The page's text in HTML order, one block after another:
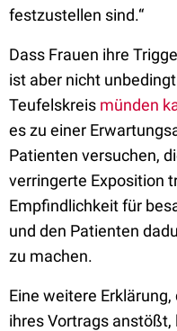
festzustellen sind.“
Dass Frauen ihre
ist aber nicht
Teufelskreis münden
es zu einer
Patienten versuchen,
verringerte Exposition
Empfindlichkeit für
und den Patienten
zu machen.
Eine weitere
ihres Vortrags anstößt,